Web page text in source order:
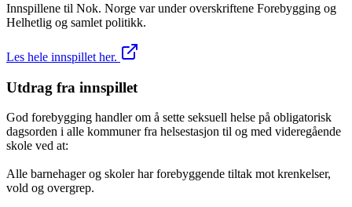
Innspillene til Nok. Norge var under overskriftene Forebygging og
Helhetlig og samlet politikk.
Les hele innspillet her.
Utdrag fra innspillet
God forebygging handler om å sette seksuell helse på obligatorisk
dagsorden i alle kommuner fra helsestasjon til og med videregående
skole ved at:
Alle barnehager og skoler har forebyggende tiltak mot krenkelser,
vold og overgrep.